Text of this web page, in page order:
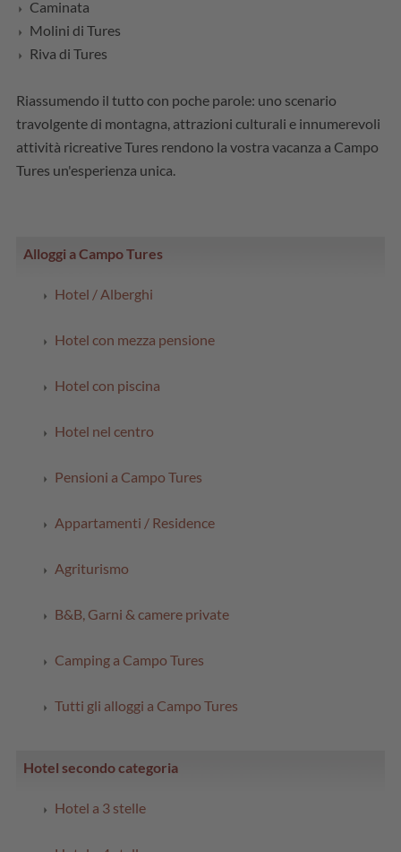
Caminata
Molini di Tures
Riva di Tures
Riassumendo il tutto con poche parole: uno scenario
travolgente di montagna, attrazioni culturali e innumerevoli
attività ricreative Tures rendono la vostra vacanza a Campo
Tures un'esperienza unica.
Alloggi a Campo Tures
Hotel / Alberghi
Hotel con mezza pensione
Hotel con piscina
Hotel nel centro
Pensioni a Campo Tures
Appartamenti / Residence
Agriturismo
B&B, Garni & camere private
Camping a Campo Tures
Tutti gli alloggi a Campo Tures
Hotel secondo categoria
Hotel a 3 stelle